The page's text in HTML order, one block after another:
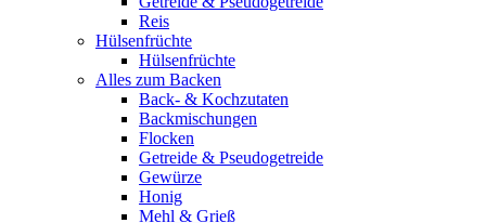
Reis
Hülsenfrüchte
Hülsenfrüchte
Alles zum Backen
Back- & Kochzutaten
Backmischungen
Flocken
Getreide & Pseudogetreide
Gewürze
Honig
Mehl & Grieß